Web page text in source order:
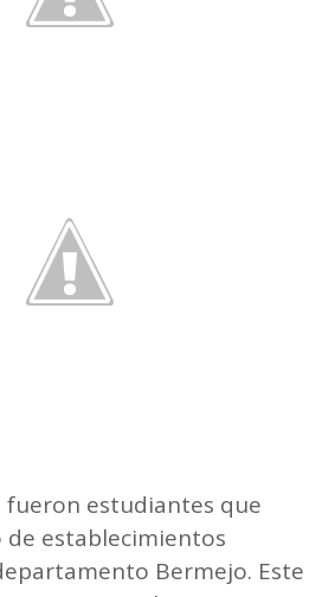
fueron estudiantes que
de establecimientos
Bermejo. Este